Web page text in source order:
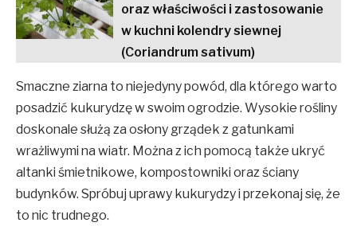
oraz właściwości i zastosowanie
w kuchni kolendry siewnej
(Coriandrum sativum)
Smaczne ziarna to niejedyny powód, dla którego warto
posadzić kukurydzę w swoim ogrodzie. Wysokie rośliny
doskonale służą za osłony grządek z gatunkami
wrażliwymi na wiatr. Można z ich pomocą także ukryć
altanki śmietnikowe, kompostowniki oraz ściany
budynków. Spróbuj uprawy kukurydzy i przekonaj się, że
to nic trudnego.